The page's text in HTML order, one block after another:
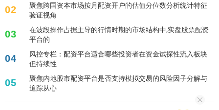
02
聚焦跨国资本市场按月配资开户的估值分位数分析统计特征
验证视角
03
在波段操作占据主导的行情时期的市场结构中,实盘股票配资
平台的
04
风控专栏：配资平台适合哪些投资者在资金试探性流入板块
但持续性
05
聚焦内地股市配资平台是否支持模拟交易的风险因子分解与
追踪从心